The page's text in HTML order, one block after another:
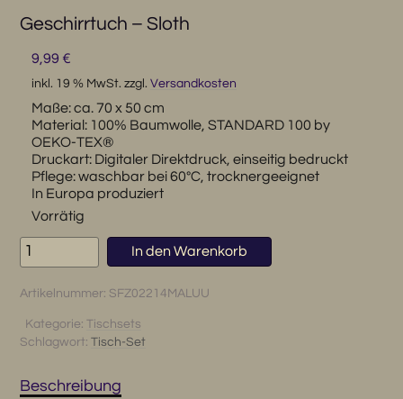
Geschirrtuch – Sloth
9,99 €
inkl. 19 % MwSt. zzgl. Versandkosten
Maße: ca. 70 x 50 cm
Material: 100% Baumwolle, STANDARD 100 by
OEKO-TEX®
Druckart: Digitaler Direktdruck, einseitig bedruckt
Pflege: waschbar bei 60°C, trocknergeeignet
In Europa produziert
Vorrätig
Geschirrtuch
-
In den Warenkorb
Artikelnummer: SFZ02214MALUU
Kategorie: Tischsets
Schlagwort:Tisch-Set
Beschreibung